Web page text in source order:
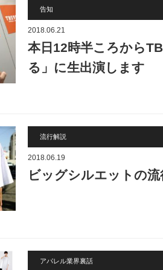
告知
2018.06.21
本日12時半ころから
る」に生出演します
流行解説
2018.06.19
ビッグシルエットの
アパレル業界裏話